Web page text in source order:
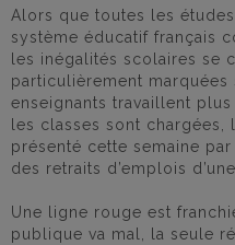
Alors que toutes les
système éducatif français
les inégalités scolaires se
particulièrement
enseignants travaillent
les classes sont
présenté cette semaine
des retraits d’emplois
Une ligne rouge est
publique va mal, la seule